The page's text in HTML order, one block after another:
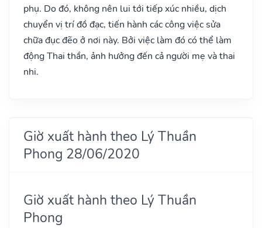
phụ. Do đó, không nên lui tới tiếp xúc nhiều, dịch
chuyển vị trí đồ đạc, tiến hành các công việc sửa
chữa đục đẽo ở nơi này. Bởi việc làm đó có thể làm
động Thai thần, ảnh hưởng đến cả người mẹ và thai
nhi.
Giờ xuất hành theo Lý Thuần
Phong 28/06/2020
Giờ xuất hành theo Lý Thuần
Phong